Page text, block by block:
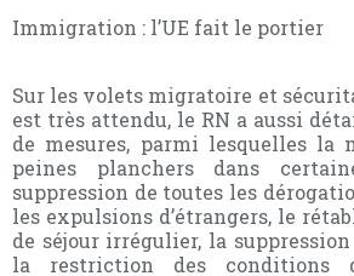
Immigration : l’UE fait le portier
Sur les volets migratoire et
est très attendu, le RN a aussi
de mesures, parmi lesquelles la
peines planchers dans
suppression de toutes les
les expulsions d’étrangers, le
de séjour irrégulier, la
la restriction des conditions